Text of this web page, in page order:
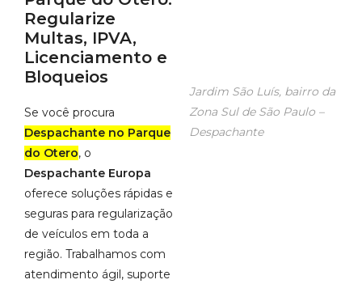
Regularize
Multas, IPVA,
Licenciamento e
Bloqueios
Se você procura
Despachante no Parque
do Otero, o
Despachante Europa
oferece soluções rápidas e
seguras para regularização
de veículos em toda a
região. Trabalhamos com
atendimento ágil, suporte
Jardim São Luís, bairro da
Zona Sul de São Paulo –
Despachante